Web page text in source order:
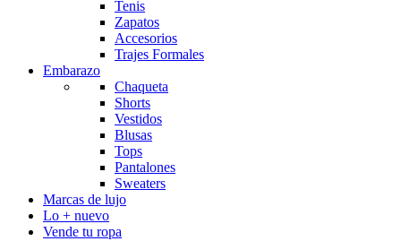
Tenis
Zapatos
Accesorios
Trajes Formales
Embarazo
Chaqueta
Shorts
Vestidos
Blusas
Tops
Pantalones
Sweaters
Marcas de lujo
Lo + nuevo
Vende tu ropa